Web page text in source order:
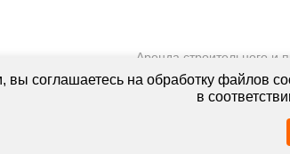
Аренда строительного
Аренда
ПОЛИТИКА
Пользуясь
соглашаетесь на обработку файлов
в